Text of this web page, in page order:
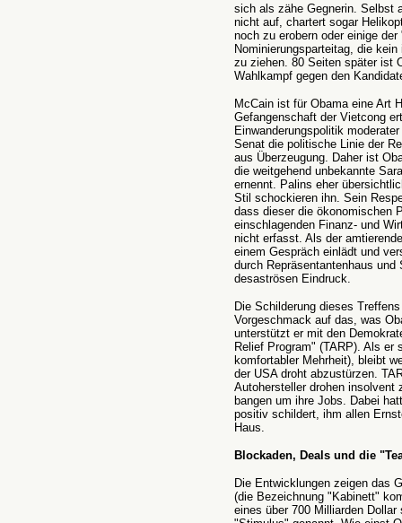
sich als zähe Gegnerin. Selbst
nicht auf, chartert sogar
noch zu erobern oder einige
Nominierungsparteitag, die
zu ziehen. 80 Seiten später ist
Wahlkampf gegen den
McCain ist für Obama eine Art
Gefangenschaft der Vietcong
Einwanderungspolitik
Senat die politische Linie der
aus Überzeugung. Daher ist
die weitgehend unbekannte
ernennt. Palins eher
Stil schockieren ihn. Sein
dass dieser die ökonomischen
einschlagenden Finanz- und
nicht erfasst. Als der
einem Gespräch einlädt und
durch Repräsentantenhaus
desaströsen Eindruck.
Die Schilderung dieses
Vorgeschmack auf das, was
unterstützt er mit den
Relief Program" (TARP). Als
komfortabler Mehrheit), bleibt
der USA droht abzustürzen.
Autohersteller drohen insolvent
bangen um ihre Jobs. Dabei
positiv schildert, ihm allen
Haus.
Blockaden, Deals und die
Die Entwicklungen zeigen das
(die Bezeichnung "Kabinett"
eines über 700 Milliarden